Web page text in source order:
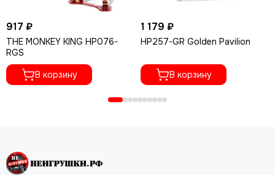
917 ₽
THE MONKEY KING HP076-
RGS
В корзину
1 179 ₽
HP257-GR Golden Pavilion
В корзину